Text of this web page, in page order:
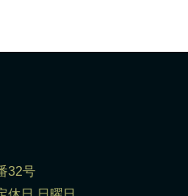
32号